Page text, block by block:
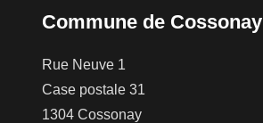
Commune de Cossonay
Rue Neuve 1
Case postale 31
1304 Cossonay